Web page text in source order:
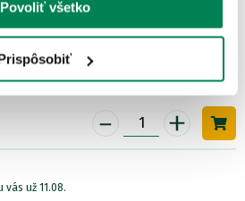
Povoliť všetko
vás už 11.08.
- +
vás už 11.08.